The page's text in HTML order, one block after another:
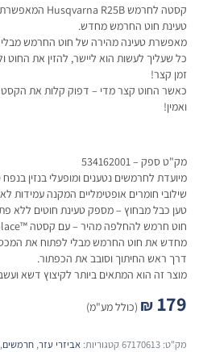
קסטה לחרמש Husqvarna R25B המאפשרת ה
טעינת חוט החרמש מחדש.
מאפשרת טעינה מהירה של חוט החרמש
כל שעליך לעשות הוא ליישר, להזין את החוט
זמן קצר!
כאשר החוט קצר מדי – דפוק קלות את
ואמין!
מק"ט ספק – 534162001
מיועדת לחרמשים נטענים ומופעלי בנזין בנפח 26-30 סמ"ק.
שילובי חומרים אופטימליים המקנה עמידות
טען כבל מבחוץ – מספק טעינת חוטים ללא
מחדש את חוט החרמש מבלי לפתוח את
דרך ראש החיתוך וסובב את הכפתור.
מוצר זה הוא המתאים ביותר לקיצוץ דשא
₪ 179 (כולל מע"מ)
מק"ט: 67170613קטגוריות: אביזרי עזר, חרמשים,